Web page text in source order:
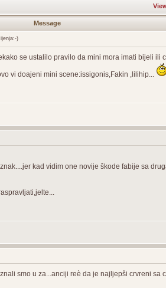
Message
)
se ustalilo pravilo da mini mora imati bijeli ili
vi doajeni mini scene:issigonis,Fakin ,lilihip...
kad vidim one novije škode fabije sa
smo u za...anciji reè da je najljepši crvreni sa